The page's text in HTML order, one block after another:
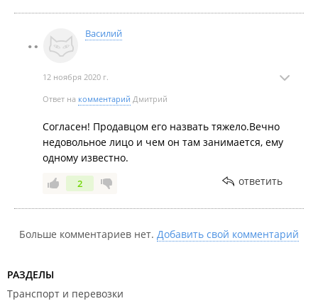
Василий
12 ноября 2020 г.
Ответ на комментарий Дмитрий
Согласен! Продавцом его назвать тяжело.Вечно
недовольное лицо и чем он там занимается, ему
одному известно.
2 ответить
Больше комментариев нет. Добавить свой комментарий
РАЗДЕЛЫ
Транспорт и перевозки